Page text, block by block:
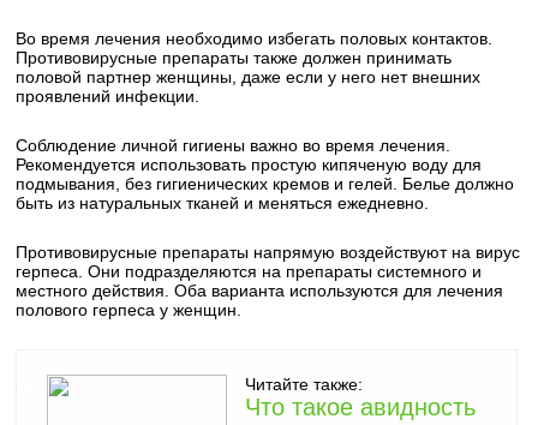
Во время лечения необходимо избегать половых контактов.
Противовирусные препараты также должен принимать
половой партнер женщины, даже если у него нет внешних
проявлений инфекции.
Соблюдение личной гигиены важно во время лечения.
Рекомендуется использовать простую кипяченую воду для
подмывания, без гигиенических кремов и гелей. Белье должно
быть из натуральных тканей и меняться ежедневно.
Противовирусные препараты напрямую воздействуют на вирус
герпеса. Они подразделяются на препараты системного и
местного действия. Оба варианта используются для лечения
полового герпеса у женщин.
Читайте также:
Что такое авидность